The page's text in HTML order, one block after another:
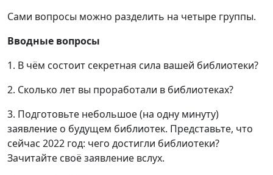
Сами вопросы можно разделить на четыре группы.
Вводные вопросы
1. В чём состоит секретная сила вашей библиотеки?
2. Сколько лет вы проработали в библиотеках?
3. Подготовьте небольшое (на одну минуту)
заявление о будущем библиотек. Представьте, что
сейчас 2022 год: чего достигли библиотеки?
Зачитайте своё заявление вслух.